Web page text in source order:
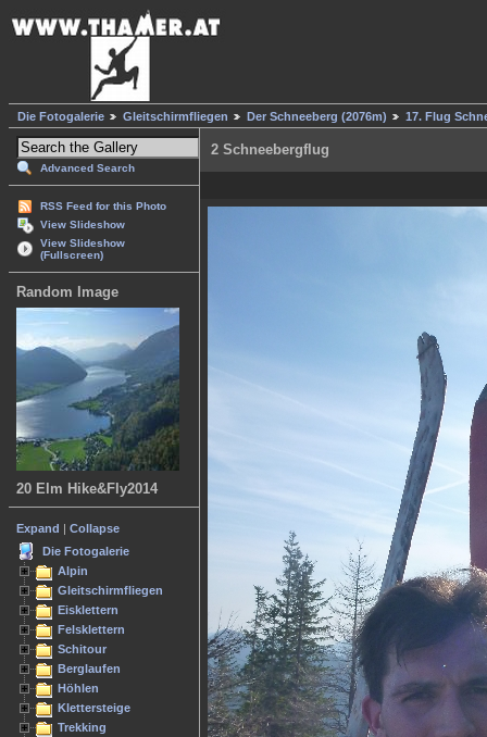
Die Fotogalerie Gleitschirmfliegen Der Schneeberg (2076m) 17. Flug
Advanced Search
RSS Feed for this Photo
View Slideshow
View Slideshow
(Fullscreen)
Random Image
20 Elm Hike&Fly2014
Expand
Collapse
Die Fotogalerie
Alpin
Gleitschirmfliegen
Eisklettern
Felsklettern
Schitour
Berglaufen
Höhlen
Klettersteige
Trekking
2 Schneebergflug